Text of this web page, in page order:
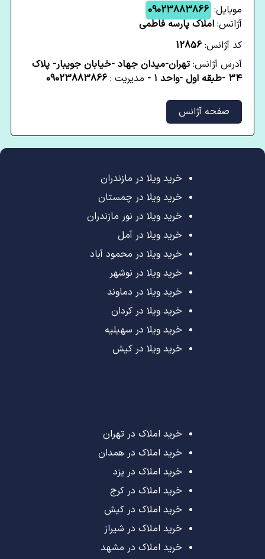
موبایل: 09023883866
آژانس: املاک پارسه فاطمی
کد آژانس: 12856
آدرس آژانس:تهران-میدان جهاد -خیابان جویبار- پلاک
۳۴ -طبقه اول -واحد ۱ -
مدیریت : 09023883866
صفحه آژانس
خرید ویلا در مازندران
خرید ویلا در چمستان
خرید ویلا در نور مازندران
خرید ویلا در آمل
خرید ویلا در محمود آباد
خرید ویلا در نوشهر
خرید ویلا در دماوند
خرید ویلا در کردان
خرید ویلا در سهیلیه
خرید ویلا در کیش
خرید املاک در تهران
خرید املاک در همدان
خرید املاک در یزد
خرید املاک در کرج
خرید املاک در کیش
خرید املاک در شیراز
خرید املاک در مشهد